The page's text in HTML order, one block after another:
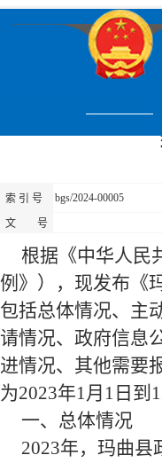
索 引 号 bgs/2024-00005
文 号
根据《中华人民
例》 ）， 现发布《
包括总体情况、主
请情况、政府信息
进情况、其他需要
为2023年1月1日到
一、总体情况
2023年， 玛曲县